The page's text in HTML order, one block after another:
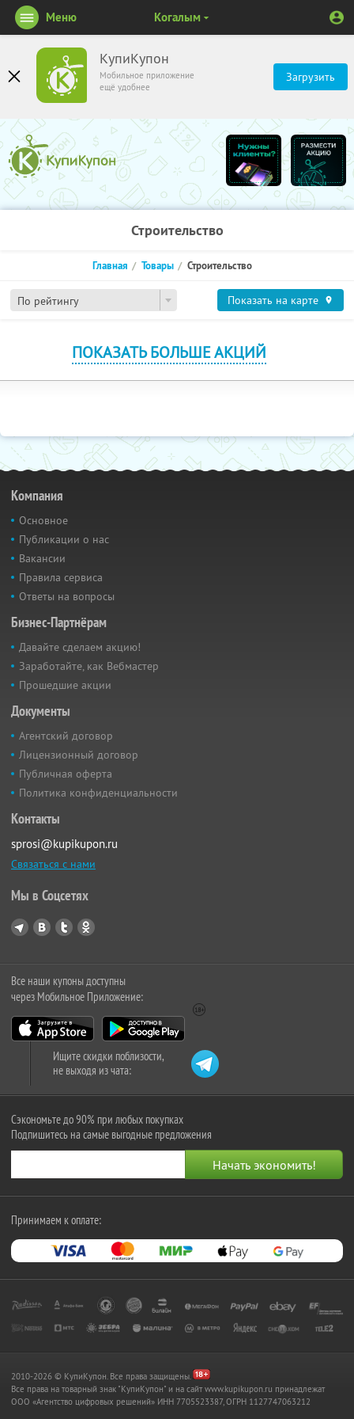
КупиКупон
Мобильное приложение
ещё удобнее
Загрузить
Меню Когалым
Строительство
По рейтингу
Главная Товары Строительство
Показать на карте
ПОКАЗАТЬ БОЛЬШЕ АКЦИЙ
Компания
Основное
Публикации о нас
Вакансии
Правила сервиса
Ответы на вопросы
Бизнес-Партнёрам
Давайте сделаем акцию!
Заработайте, как Вебмастер
Прошедшие акции
Документы
Агентский договор
Лицензионный договор
Публичная оферта
Политика конфиденциальности
Контакты
sprosi@kupikupon.ru
Связаться с нами
Мы в Соцсетях
Все наши купоны доступны
через Мобильное Приложение:
Ищите скидки поблизости,
не выходя из чата:
Сэкономьте до 90% при любых покупках
Подпишитесь на самые выгодные предложения
Принимаем к оплате:
2010-2026 © КупиКупон. Все права защищены.
Все права на товарный знак "КупиКупон" и на сайт www.kupikupon.ru принадлежат
OOO «Агентство цифровых решений» ИНН 7705523387, ОГРН 1127747063212